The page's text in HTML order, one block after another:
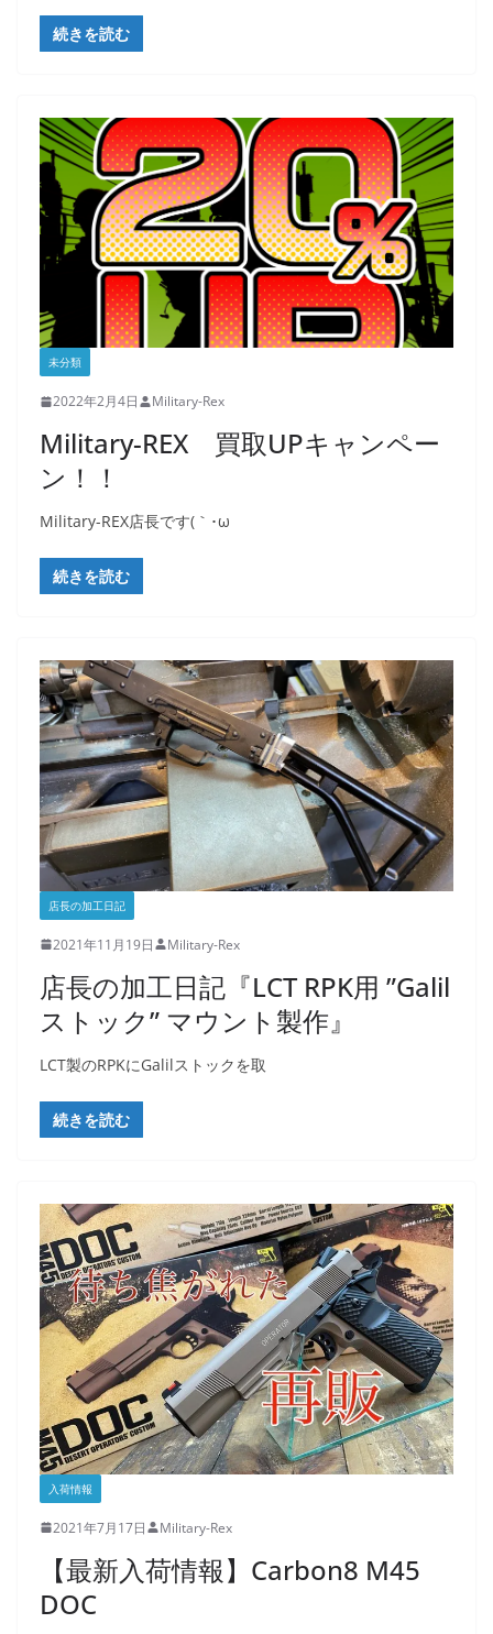
続きを読む
未分類
2022年2月4日 Military-Rex
Military-REX 買取UPキャンペー
ン！！
Military-REX店長です(｀･ω
続きを読む
店長の加工日記
2021年11月19日 Military-Rex
店長の加工日記『LCT RPK用 ”Galil
ストック” マウント製作』
LCT製のRPKにGalilストックを取
続きを読む
入荷情報
2021年7月17日 Military-Rex
【最新入荷情報】Carbon8 M45
DOC